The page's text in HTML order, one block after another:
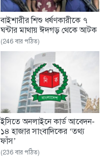
বাইশারীর শিশু ধর্ষণকারীকে ৭
ঘন্টার মাথায় ঈদগড় থেকে আটক
(246 বার পঠিত)
ইসিতে অনলাইনে কার্ড আবেদন-
১৪ হাজার সাংবাদিকের ‘তথ্য
ফাঁস’
(236 বার পঠিত)